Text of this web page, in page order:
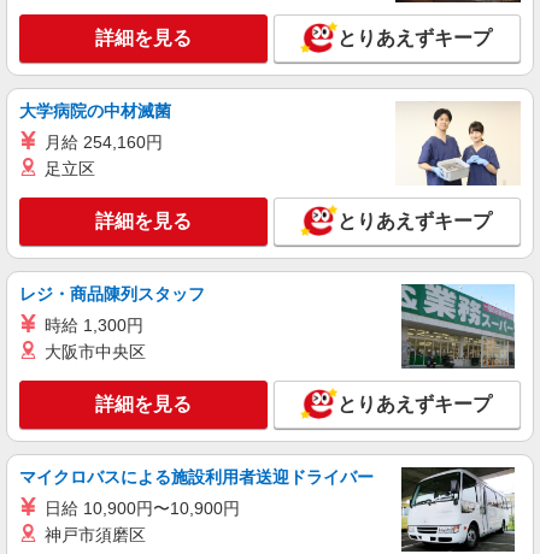
パート
（インストア）
時給1,230円以上 平日 時給1,230円以上 土日・
キープ 詳細を見る
アルバイト パート
すき家 中山店
すき家の店舗スタッフ（接客・調理・清掃な
時給1,225円 ※22:00〜翌5:00：時給1,532円 ※
高校生時給1,225円 ※早朝手当（5:00〜9:00）時給
＋150円
神奈川県横浜市緑区中山6-9-12
キープ 詳細を見る
詳細を見る とりあえずキープ
大学病院の中材滅菌
月給 254,160円
足立区
詳細を見る とりあえずキープ
レジ・商品陳列スタッフ
時給 1,300円
大阪市中央区
詳細を見る とりあえずキープ
マイクロバスによる施設利用者送迎ドライバー
日給 10,900円〜10,900円
神戸市須磨区